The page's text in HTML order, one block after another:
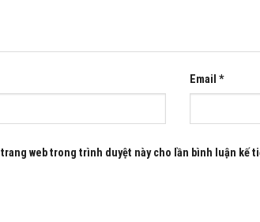
Email *
web trong trình duyệt này cho lần bình luận kế